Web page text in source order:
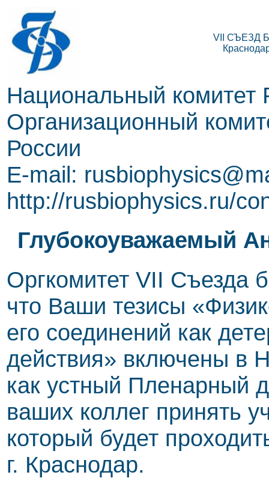
VII СЪЕЗД
Национальный комитет
Организационный
России
E-mail:
http://rusbiophysics.ru/
Глубокоуважаемый
Оргкомитет VII Съезда
что Ваши тезисы
его соединений как
действия» включены в
как устный Пленарный
ваших коллег принять
который будет
г. Краснодар.